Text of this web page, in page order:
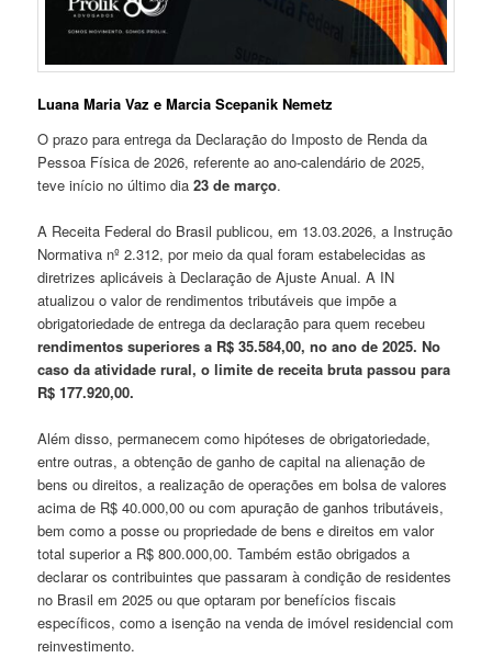
Luana Maria Vaz e Marcia Scepanik Nemetz
O prazo para entrega da Declaração do Imposto de Renda da
Pessoa Física de 2026, referente ao ano-calendário de 2025,
teve início no último dia23 de março.
A Receita Federal do Brasil publicou, em 13.03.2026, a Instrução
Normativa nº 2.312, por meio da qual foram estabelecidas as
diretrizes aplicáveis à Declaração de Ajuste Anual. A IN
atualizou o valor de rendimentos tributáveis que impõe a
obrigatoriedade de entrega da declaração para quem recebeu
rendimentos superiores a R$ 35.584,00, no ano de 2025. No
caso da atividade rural, o limite de receita bruta passou para
R$ 177.920,00.
Além disso, permanecem como hipóteses de obrigatoriedade,
entre outras, a obtenção de ganho de capital na alienação de
bens ou direitos, a realização de operações em bolsa de valores
acima de R$ 40.000,00 ou com apuração de ganhos tributáveis,
bem como a posse ou propriedade de bens e direitos em valor
total superior a R$ 800.000,00. Também estão obrigados a
declarar os contribuintes que passaram à condição de residentes
no Brasil em 2025 ou que optaram por benefícios fiscais
específicos, como a isenção na venda de imóvel residencial com
reinvestimento.